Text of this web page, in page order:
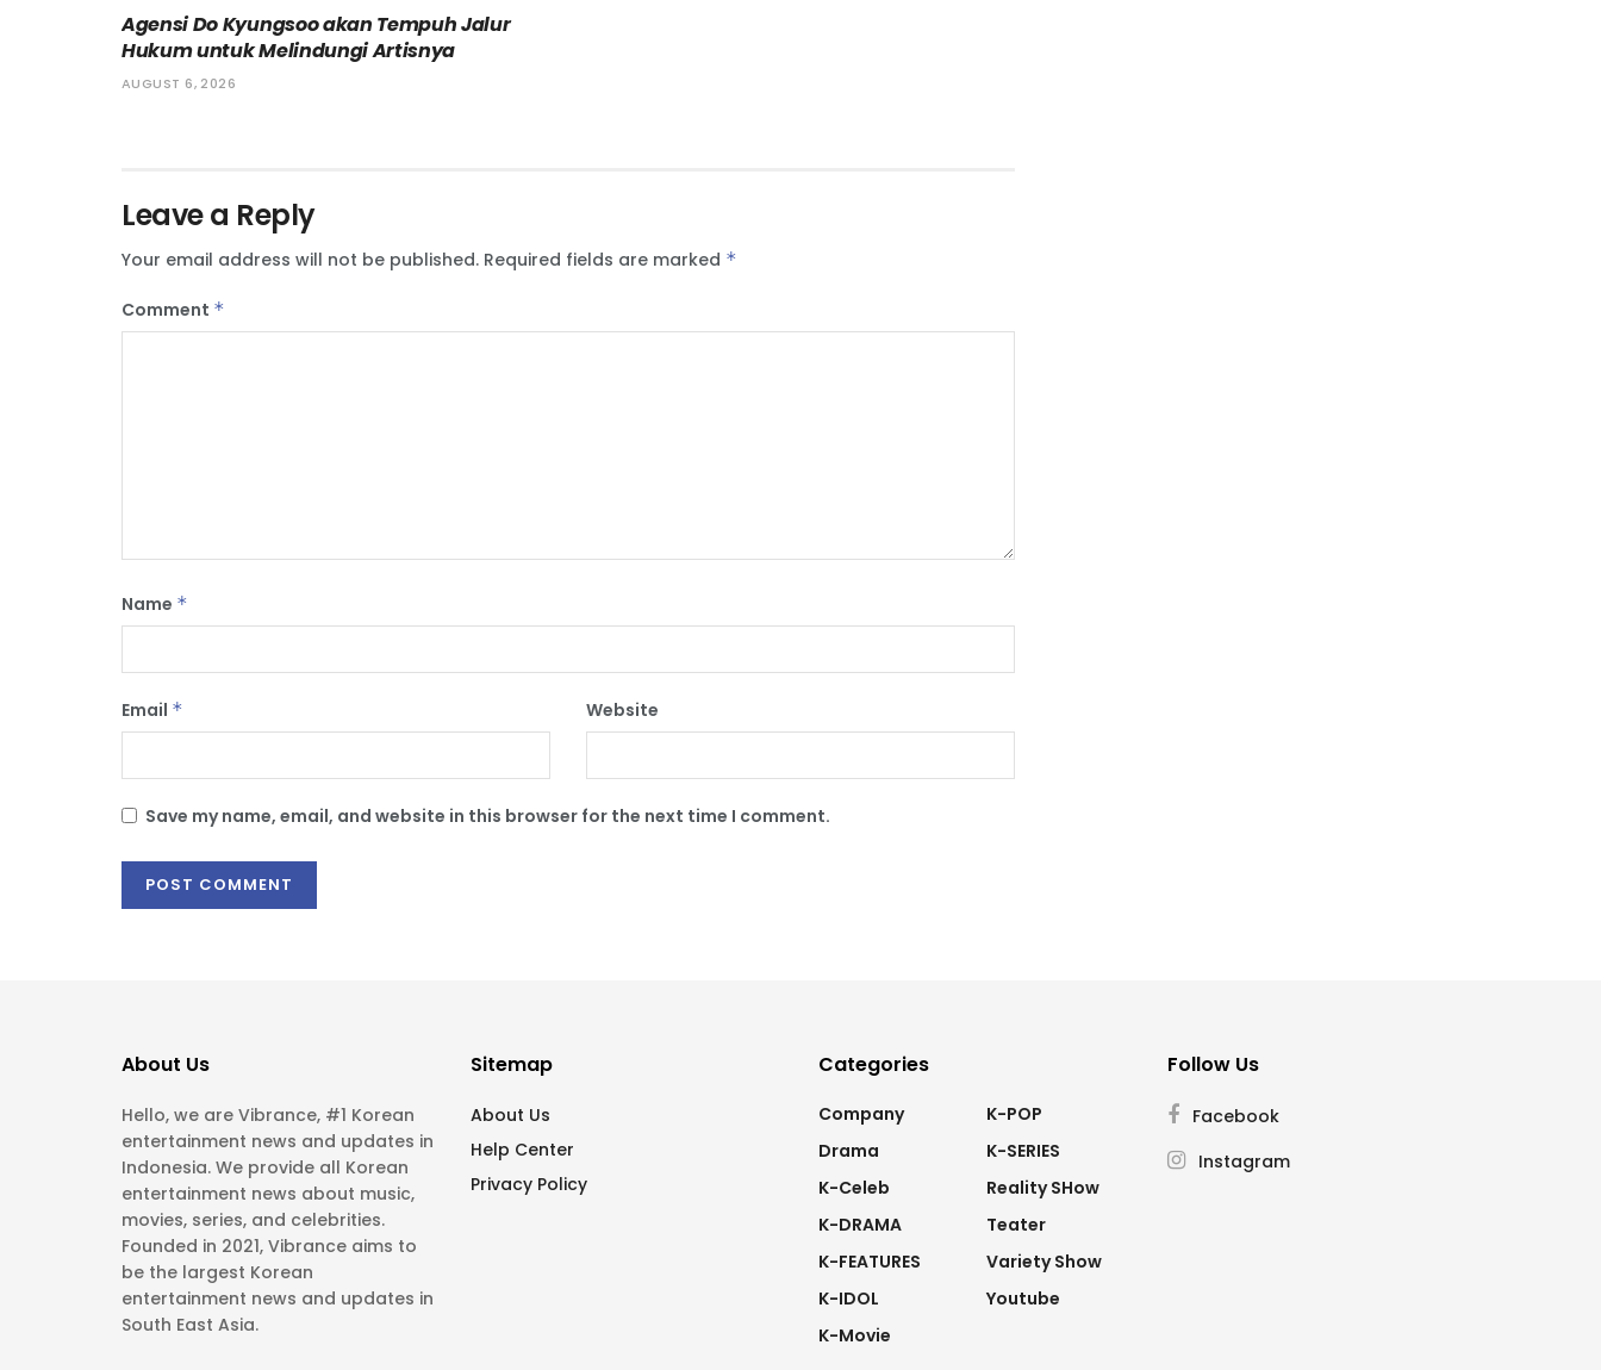
Agensi Do Kyungsoo akan Tempuh Jalur
Hukum untuk Melindungi Artisnya
AUGUST 6, 2026
Leave a Reply
Your email address will not be published. Required fields are marked *
Comment *
Name *
Email * Website
Save my name, email, and website in this browser for the next time I comment.
About Us
Hello, we are Vibrance, #1 Korean
entertainment news and updates in
Indonesia. We provide all Korean
entertainment news about music,
movies, series, and celebrities.
Founded in 2021, Vibrance aims to
be the largest Korean
entertainment news and updates in
South East Asia.
Sitemap
About Us
Help Center
Privacy Policy
Categories
Company
Drama
K-Celeb
K-DRAMA
K-FEATURES
K-IDOL
K-Movie
K-POP
K-SERIES
Reality SHow
Teater
Variety Show
Youtube
Follow Us
Facebook
Instagram